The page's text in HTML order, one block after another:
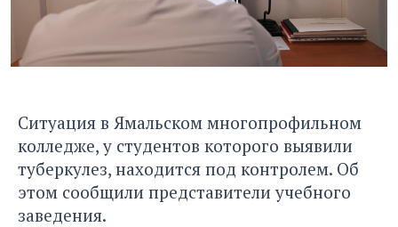
Ситуация в Ямальском многопрофильном
колледже, у студентов которого выявили
туберкулез, находится под контролем. Об
этом сообщили представители учебного
заведения.